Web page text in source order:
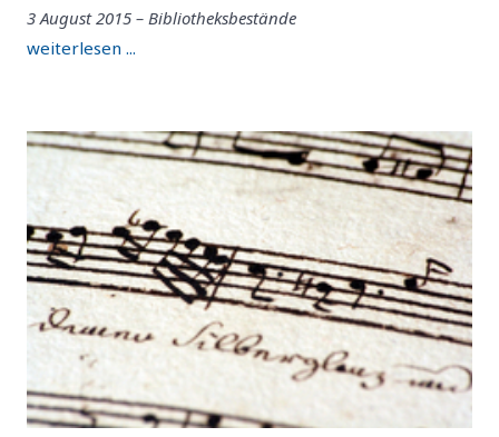
3 August 2015 – Bibliotheksbestände
weiterlesen ...